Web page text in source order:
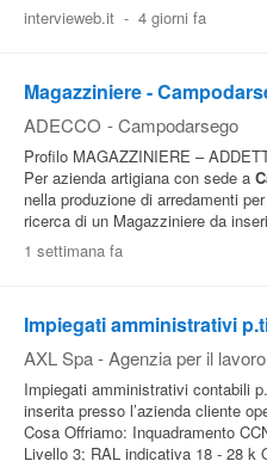
intervieweb.it - 4 giorni fa
Magazziniere -
ADECCO - Campodarsego
Profilo MAGAZZINIERE –
Per azienda artigiana con sede a
nella produzione di arredamenti
ricerca di un Magazziniere da
1 settimana fa
Impiegati amministrativi
AXL Spa - Agenzia per il lavoro
Impiegati amministrativi contabili
inserita presso l’azienda cliente
Cosa Offriamo: Inquadramento
Livello 3; RAL indicativa 18 - 28 k